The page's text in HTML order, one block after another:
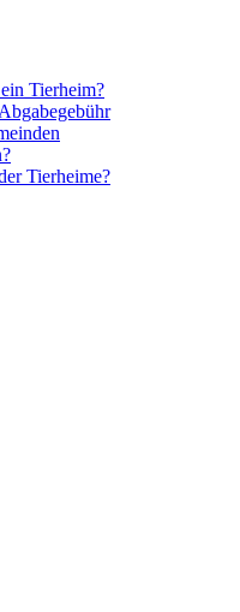
Tierheim?
Tierheime?